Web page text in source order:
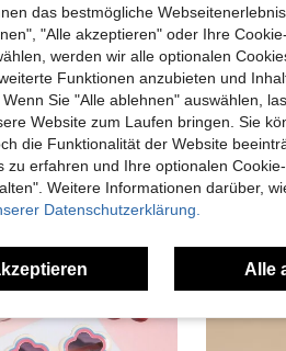
Hilfreich (0)
das bestmögliche
"Alle akzeptieren" oder Ihre
werden wir alle optionalen
Funktionen anzubieten und
Sie "Alle ablehnen" auswählen,
Website zum Laufen bringen. Sie
die Funktionalität der Website
erfahren und Ihre optionalen
Weitere Informationen darüber,
Datenschutzerklärung.
Alle